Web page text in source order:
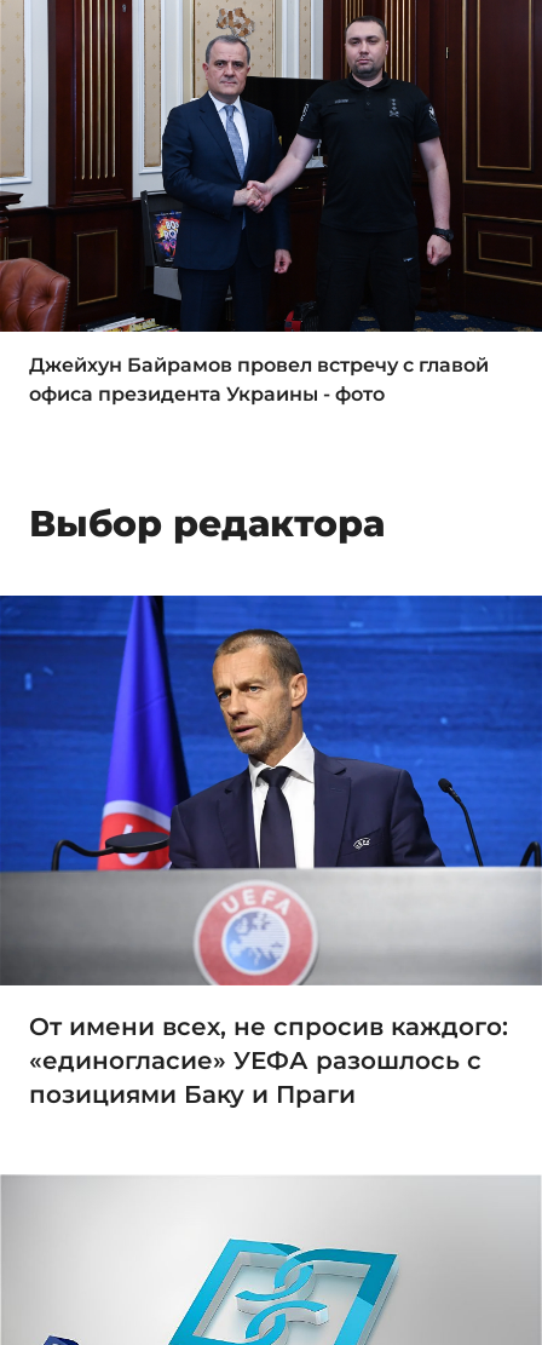
Джейхун Байрамов провел встречу с главой
офиса президента Украины - фото
Выбор редактора
От имени всех, не спросив каждого:
«единогласие» УЕФА разошлось с
позициями Баку и Праги